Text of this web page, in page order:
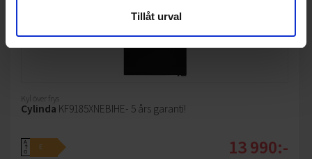
Tillåt urval
Kyl över frys
Cylinda KF9185XNEBIHE- 5 års garanti!
A
↑
G
E 13 990:-